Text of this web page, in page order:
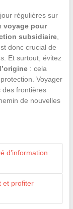
régulières sur
voyage pour
subsidiaire,
donc crucial de
Et surtout, évitez
: cela
Voyager
des frontières
de nouvelles
d’information
et profiter